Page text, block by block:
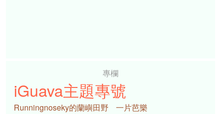
專欄
iGuava主題專號
Runningnoseky的蘭嶼田野 一片芭樂